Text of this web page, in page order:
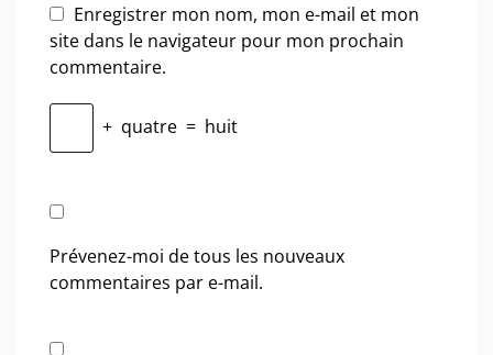
Enregistrer mon nom, mon e-mail et mon
site dans le navigateur pour mon prochain
commentaire.
+ quatre = huit
Prévenez-moi de tous les nouveaux
commentaires par e-mail.